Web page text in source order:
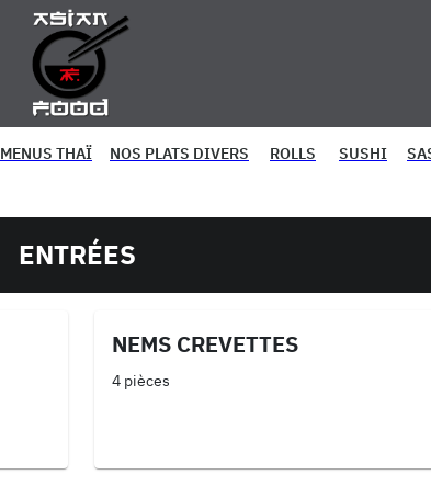
MENUS THAÏ NOS PLATS DIVERS ROLLS SUSHI
ENTRÉES
NEMS CREVETTES
4 pièces